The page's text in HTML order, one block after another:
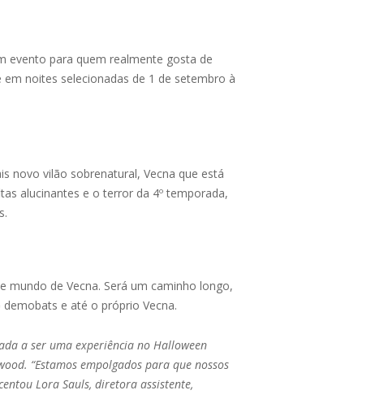
evento para quem realmente gosta de
noites selecionadas de 1 de setembro à
novo vilão sobrenatural, Vecna que está
alucinantes e o terror da 4º temporada,
mundo de Vecna. Será um caminho longo,
e até o próprio Vecna.
a ser uma experiência no Halloween
“Estamos empolgados para que nossos
Lora Sauls, diretora assistente,